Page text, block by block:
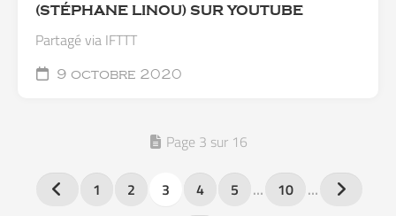
(STÉPHANE LINOU) SUR YOUTUBE
Partagé via IFTTT
9 octobre 2020
Page 3 sur 16
1 2 3 4 5 … 10 …